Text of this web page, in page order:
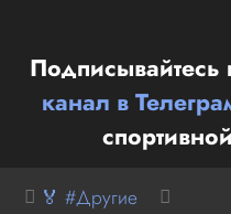
Подписывайтесь
канал в
🏅 #Другие